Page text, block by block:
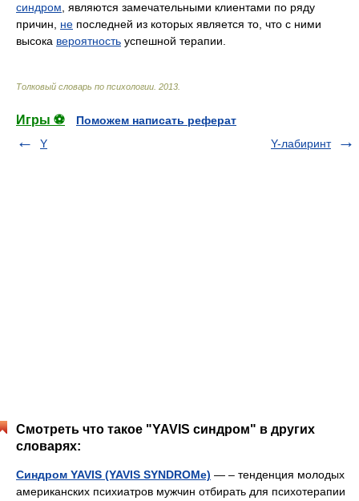
синдром , являются замечательными клиентами по ряду
причин, не последней из которых является то, что с ними
высока вероятность успешной терапии.
Толковый словарь по психологии 2013
Игры ⚽
Поможем написать реферат
Y
Y-лабиринт
Смотреть что такое "YAVIS синдром" в других
словарях:
Синдром YAVIS (YAVIS SYNDROMе) — – тенденция молодых
американских психиатров мужчин отбирать для психотерапии